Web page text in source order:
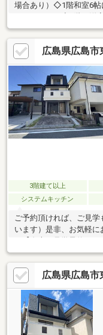
場合あり）◇1階和室6帖
の為2部屋を1部屋とし
設】セブンイレブン広
ジ牛田東店まで720ｍ
ｍ （徒歩20分）
広島県広島市
3階建て以上
システムキッチン
ご予約頂ければ、ご見
います）是非、お気軽
→【右上の見学予約する
（株）東営業所まで！！
着型のトータテ！【取
９４件ご用意しています
ださい！!https://
広島県広島市